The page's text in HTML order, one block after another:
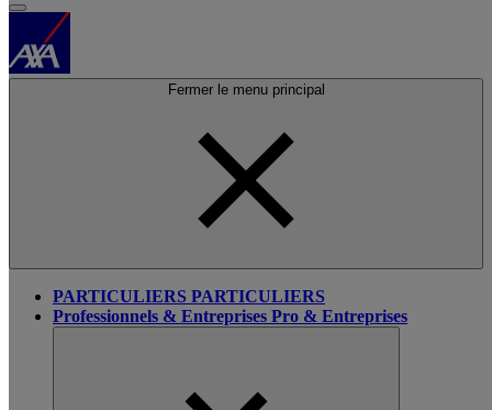
Fermer le menu principal
PARTICULIERS PARTICULIERS
Professionnels & Entreprises Pro & Entreprises